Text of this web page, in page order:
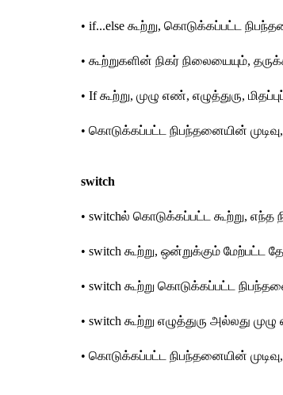
• if...else கூற்று, கொடுக்கப்பட்ட
• கூற்றுகளின் நிகர் நிலையையும்,
• If கூற்று, முழு எண், எழுத்துரு,
• கொடுக்கப்பட்ட நிபந்தனையின்
switch
• switchல் கொடுக்கப்பட்ட கூற்று,
• switch கூற்று, ஒன்றுக்கும் மேற்பட்ட
• switch கூற்று கொடுக்கப்பட்ட
• switch கூற்று எழுத்துரு அல்லது
• கொடுக்கப்பட்ட நிபந்தனையின்